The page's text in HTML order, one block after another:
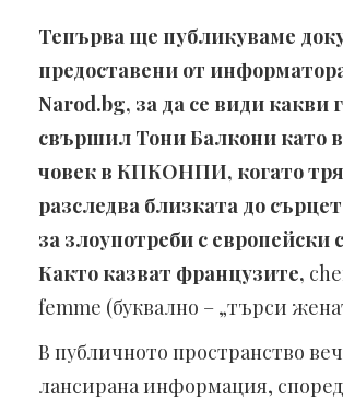
Тепърва ще публикуваме
предоставени от
Narod.bg, за да се види какви
свършил Тони Балкони като
човек в КПКОНПИ, когато
разследва близката до
за злоупотреби с европейски
Както казват французите,
femme (буквално – „търси
В публичното пространство
лансирана информация,